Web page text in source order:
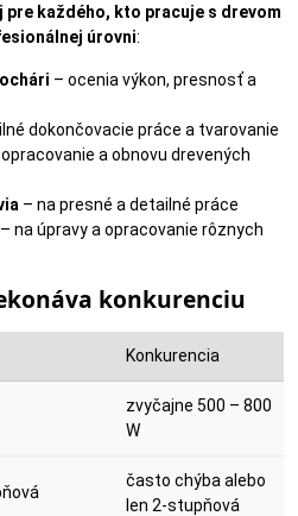
pre každého, kto pracuje s drevom
úrovni:
– ocenia výkon, presnosť a
dokončovacie práce a tvarovanie
a obnovu drevených
– na presné a detailné práce
– na úpravy a opracovanie rôznych
konkurenciu
Konkurencia
zvyčajne 500 – 800
W
často chýba alebo
len 2-stupňová